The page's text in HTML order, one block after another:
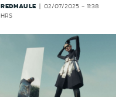
REDMAULE
02/07/2025 - 11:38
HRS